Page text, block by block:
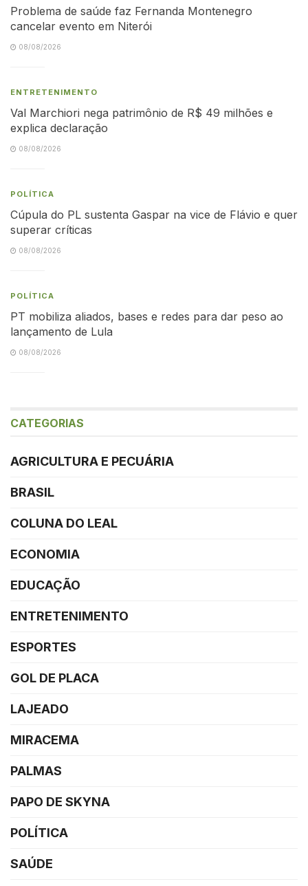
Problema de saúde faz Fernanda Montenegro
cancelar evento em Niterói
08/08/2026
ENTRETENIMENTO
Val Marchiori nega patrimônio de R$ 49 milhões e
explica declaração
08/08/2026
POLÍTICA
Cúpula do PL sustenta Gaspar na vice de Flávio e quer
superar críticas
08/08/2026
POLÍTICA
PT mobiliza aliados, bases e redes para dar peso ao
lançamento de Lula
08/08/2026
CATEGORIAS
AGRICULTURA E PECUÁRIA
BRASIL
COLUNA DO LEAL
ECONOMIA
EDUCAÇÃO
ENTRETENIMENTO
ESPORTES
GOL DE PLACA
LAJEADO
MIRACEMA
PALMAS
PAPO DE SKYNA
POLÍTICA
SAÚDE